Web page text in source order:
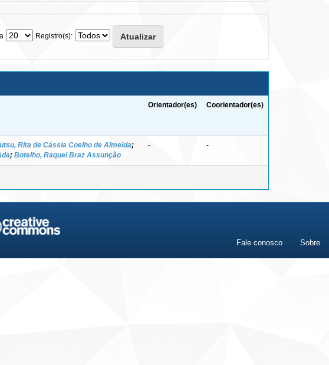
Registro(s):
Orientador(es) Coorientador(es)
Rita de Cássia Coelho de Almeida;
; Botelho, Raquel Braz Assunção
- -
Fale conosco Sobre